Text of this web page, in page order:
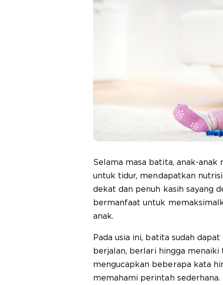
Selama masa batita, anak-
untuk tidur, mendapatkan
dekat dan penuh kasih sayang
bermanfaat untuk
anak.
Pada usia ini, batita sudah
berjalan, berlari hingga menaiki
mengucapkan beberapa kata
memahami perintah sederhana.